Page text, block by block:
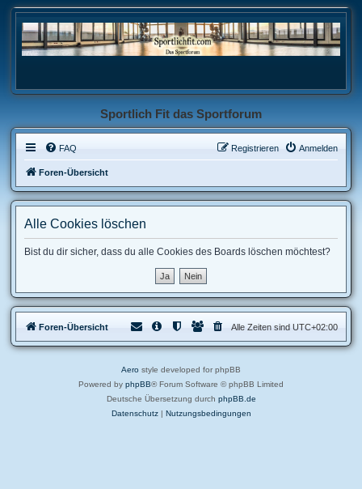
Sportlich Fit das Sportforum
FAQ Anmelden
Registrieren
Foren-Übersicht
Alle Cookies löschen
Bist du dir sicher, dass du alle Cookies des Boards löschen möchtest?
Foren-Übersicht Alle Zeiten sind UTC+02:00
Aero style developed for phpBB
Powered by phpBB® Forum Software © phpBB Limited
Deutsche Übersetzung durch phpBB.de
Datenschutz| Nutzungsbedingungen